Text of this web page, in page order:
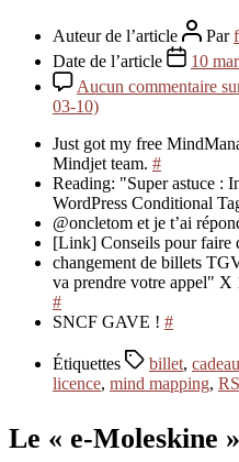
Auteur de l’article Par
Date de l’article
10
Aucun commentaire
03-10)
Just got my free
Mindjet team. #
Reading: "Super astuce :
WordPress Conditional
@oncletom et je t’ai
[Link] Conseils pour faire
changement de billets
va prendre votre appel"
#
SNCF GAVE ! #
Étiquettes billet, cadeau
licence, mind mapping,
Le « e-Moleskine